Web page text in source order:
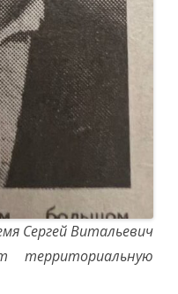
Сергей Витальевич
территориальную